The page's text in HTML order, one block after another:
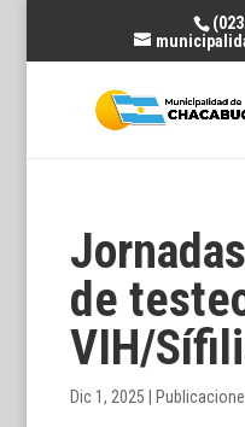
de
VIH/
Dic 1, 2025